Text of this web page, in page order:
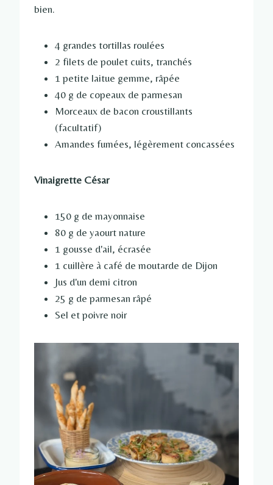
bien.
4 grandes tortillas roulées
2 filets de poulet cuits, tranchés
1 petite laitue gemme, râpée
40 g de copeaux de parmesan
Morceaux de bacon croustillants
(facultatif)
Amandes fumées, légèrement concassées
Vinaigrette César
150 g de mayonnaise
80 g de yaourt nature
1 gousse d'ail, écrasée
1 cuillère à café de moutarde de Dijon
Jus d'un demi citron
25 g de parmesan râpé
Sel et poivre noir